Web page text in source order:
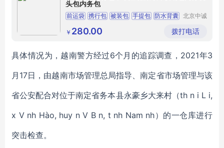
头包内务包
前运袋 携行包 被装包 手提包 防水背囊 北京中诚
科技有限
公司
￥ 280.00 拨打电话
具体情况为，越南警方经过6个月的追踪调查，2021年3
月17日，由越南市场管理总局指导、南定省市场管理与该
省公安配合对位于南定省务本县永豪乡大来村（th n i L i,
x V nh Hào, huy n V B n, t nh Nam nh）的一仓库进行
突击检查。